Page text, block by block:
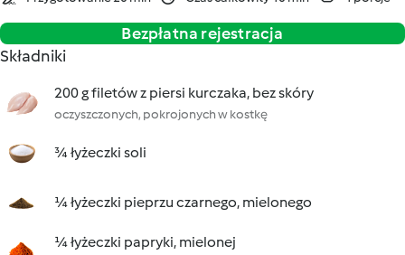
Bezpłatna rejestracja
Składniki
200 g filetów z piersi kurczaka, bez skóry
oczyszczonych, pokrojonych w kostkę
¾ łyżeczki soli
¼ łyżeczki pieprzu czarnego, mielonego
¼ łyżeczki papryki, mielonej